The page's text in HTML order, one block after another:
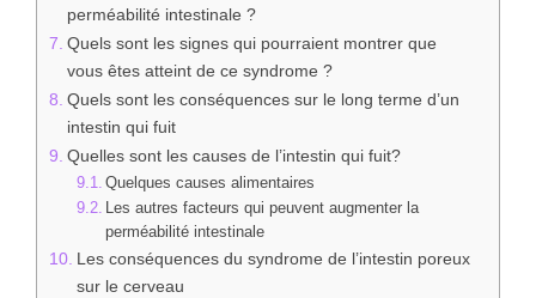
perméabilité intestinale ?
Quels sont les signes qui pourraient montrer que
vous êtes atteint de ce syndrome ?
Quels sont les conséquences sur le long terme d’un
intestin qui fuit
Quelles sont les causes de l’intestin qui fuit?
Quelques causes alimentaires
Les autres facteurs qui peuvent augmenter la
perméabilité intestinale
Les conséquences du syndrome de l’intestin poreux
sur le cerveau